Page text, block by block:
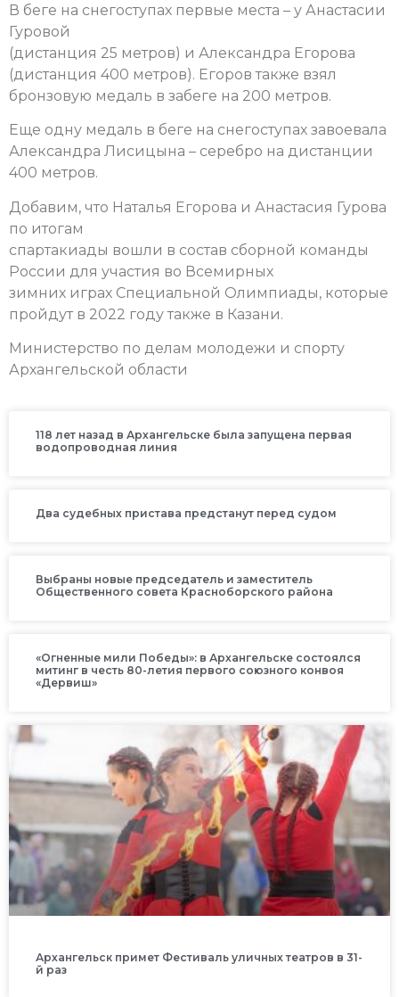
В беге на снегоступах первые места – у Анастасии
Гуровой
(дистанция 25 метров) и Александра Егорова
(дистанция 400 метров). Егоров также взял
бронзовую медаль в забеге на 200 метров.
Еще одну медаль в беге на снегоступах завоевала
Александра Лисицына – серебро на дистанции
400 метров.
Добавим, что Наталья Егорова и Анастасия Гурова
по итогам
спартакиады вошли в состав сборной команды
России для участия во Всемирных
зимних играх Специальной Олимпиады, которые
пройдут в 2022 году также в Казани.
Министерство по делам молодежи и спорту
Архангельской области
118 лет назад в Архангельске была запущена первая
водопроводная линия
Два судебных пристава предстанут перед судом
Выбраны новые председатель и заместитель
Общественного совета Красноборского района
«Огненные мили Победы»: в Архангельске состоялся
митинг в честь 80-летия первого союзного конвоя
«Дервиш»
Архангельск примет Фестиваль уличных театров в 31-
й раз